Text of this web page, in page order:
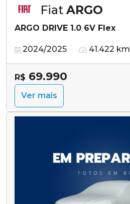
Fiat ARGO
ARGO DRIVE 1.0 6V Flex
2024/2025 41.422 km
R$ 69.990
Ver mais